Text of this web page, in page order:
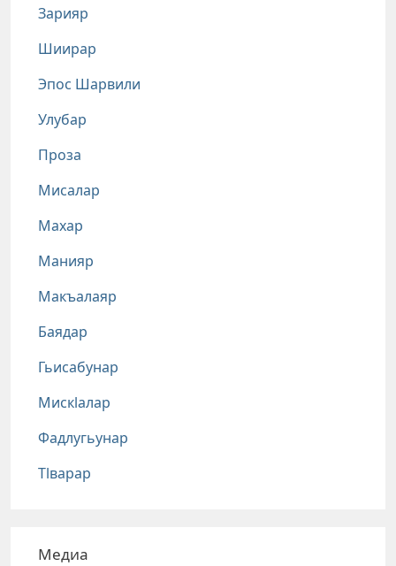
Зарияр
Шиирар
Эпос Шарвили
Улубар
Проза
Мисалар
Махар
Манияр
Макъалаяр
Баядар
Гьисабунар
Мискlалар
Фадлугьунар
Тlварар
Медиа